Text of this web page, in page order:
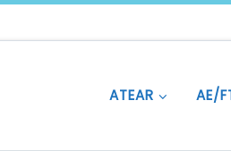
ATEAR AE/